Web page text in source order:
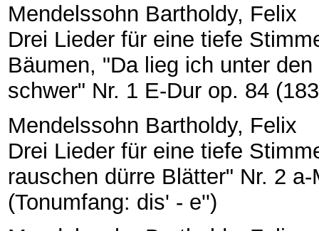
Mendelssohn Bartholdy, Felix
Drei Lieder für eine tiefe
Bäumen, "Da lieg ich unter
schwer" Nr. 1 E-Dur op. 84
Mendelssohn Bartholdy, Felix
Drei Lieder für eine tiefe
rauschen dürre Blätter" Nr. 2
(Tonumfang: dis' - e'')